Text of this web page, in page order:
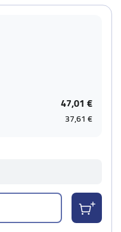
47,01 €
37,61 €